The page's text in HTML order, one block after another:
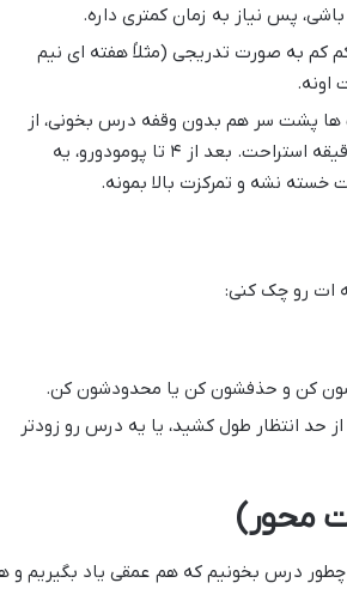
پس نیاز به زمان کمتری داره.
کم به صورت تدریجی (مثلاً هفته ای نیم
اونه.
پشت سر هم بدون وقفه درس بخونی، از
تکنیک پومودورو استفاده کن. مثلاً ۲۵ دقیقه مطالعه متمرکز، ۵ دقیقه استراحت. بعد از ۴ تا پومودورو، یه
ات رو چک کنی:
کن و حذفشون کن یا محدودشون کن.
حد انتظار طول کشید، یا یه درس رو زودتر
محور)
درس بخونیم که هم عمقی یاد بگیریم و